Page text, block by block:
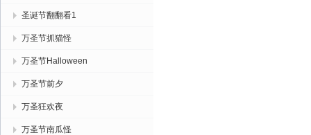
圣诞节翻翻看1
万圣节抓猫怪
万圣节Halloween
万圣节前夕
万圣狂欢夜
万圣节南瓜怪